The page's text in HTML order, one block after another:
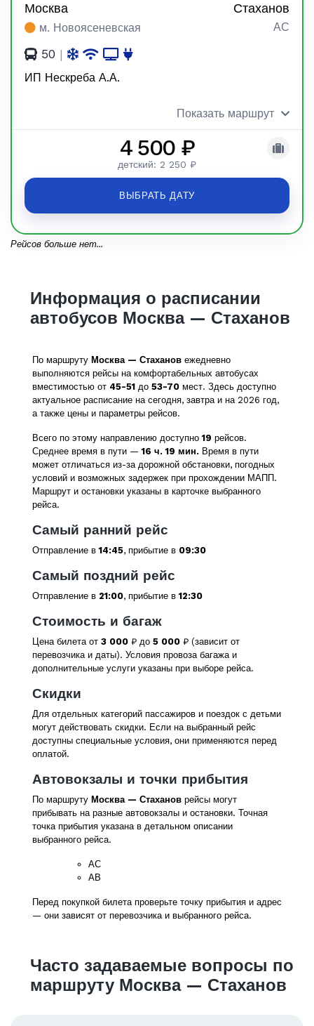
Москва Стаханов
м. Новоясеневская АС
50 |
ИП Нескреба А.А.
Показать маршрут
4 500 ₽
детский: 2 250 ₽
ВЫБРАТЬ ДАТУ
Рейсов больше нет...
Информация о расписании
автобусов Москва — Стаханов
По маршруту Москва — Стаханов ежедневно
выполняются рейсы на комфортабельных автобусах
вместимостью от 45-51 до 53-70 мест. Здесь доступно
актуальное расписание на сегодня, завтра и на 2026 год,
а также цены и параметры рейсов.
Всего по этому направлению доступно19 рейсов.
Среднее время в пути —16 ч. 19 мин. Время в пути
может отличаться из-за дорожной обстановки, погодных
условий и возможных задержек при прохождении МАПП.
Маршрут и остановки указаны в карточке выбранного
рейса.
Самый ранний рейс
Отправление в14:45, прибытие в 09:30
Самый поздний рейс
Отправление в 21:00, прибытие в12:30
Стоимость и багаж
Цена билета от 3 000 ₽ до 5 000 ₽ (зависит от
перевозчика и даты). Условия провоза багажа и
дополнительные услуги указаны при выборе рейса.
Скидки
Для отдельных категорий пассажиров и поездок с детьми
могут действовать скидки. Если на выбранный рейс
доступны специальные условия, они применяются перед
оплатой.
Автовокзалы и точки прибытия
По маршруту Москва — Стаханов рейсы могут
прибывать на разные автовокзалы и остановки. Точная
точка прибытия указана в детальном описании
выбранного рейса.
АС
АВ
Перед покупкой билета проверьте точку прибытия и адрес
— они зависят от перевозчика и выбранного рейса.
Часто задаваемые вопросы по
маршруту Москва — Стаханов